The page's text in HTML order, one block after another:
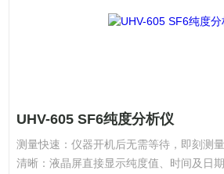
UHV-605 SF6纯度分析仪
测量快速：仪器开机后无需等待，即刻测
清晰：液晶屏直接显示纯度值、时间及日